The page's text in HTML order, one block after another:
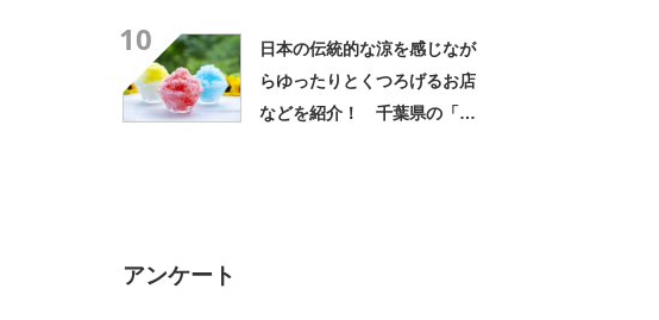
10
日本の伝統的な涼を感じなが
らゆったりとくつろげるお店
などを紹介！ 千葉県の「か
アンケート